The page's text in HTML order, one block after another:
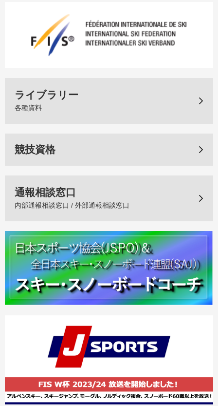
ライブラリー
各種資料
競技資格
通報相談窓口
内部通報相談窓口 / 外部通報相談窓口